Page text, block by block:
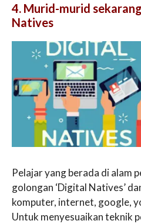
4. Murid-murid
Natives
Pelajar yang berada di alam
golongan ‘Digital Natives’
komputer, internet, google,
Untuk menyesuaikan teknik